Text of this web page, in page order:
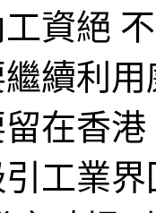
資絕
續利
在香
工業